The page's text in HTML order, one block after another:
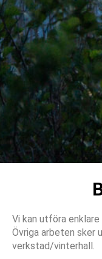
Vi kan utföra enklare
Övriga arbeten sker
verkstad/vinterhall.